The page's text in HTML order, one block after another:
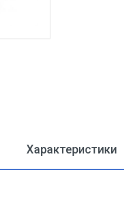
Характеристики